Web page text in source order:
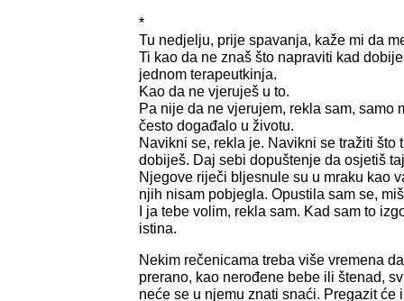
*
Tu nedjelju, prije spavanja, kaže mi da
Ti kao da ne znaš što napraviti kad
jednom terapeutkinja.
Kao da ne vjeruješ u to.
Pa nije da ne vjerujem, rekla sam, samo
često događalo u životu.
Navikni se, rekla je. Navikni se tražiti što
dobiješ. Daj sebi dopuštenje da osjetiš
Njegove riječi bljesnule su u mraku kao
njih nisam pobjegla. Opustila sam se,
I ja tebe volim, rekla sam. Kad sam to
istina.
Nekim rečenicama treba više vremena
prerano, kao nerođene bebe ili štenad,
neće se u njemu znati snaći. Pregazit će